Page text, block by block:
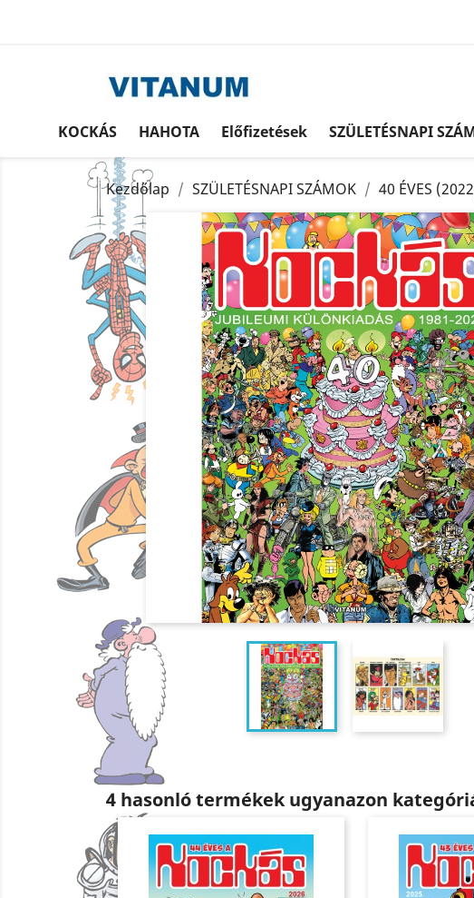
KOCKÁS HAHOTA Előfizetések SZÜLETÉSNAPI
Kezdőlap SZÜLETÉSNAPI SZÁMOK 40 ÉVES
4 hasonló termékek ugyanazon